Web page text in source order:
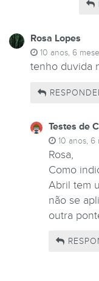
Rosa Lopes
10 anos, 6
tenho duvida
Testes de
10 anos, 6
Rosa,
Como
Abril tem
não se
outra